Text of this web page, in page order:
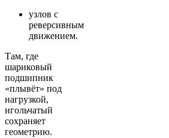
узлов с
реверсивным
движением.
Там, где
шариковый
подшипник
«плывёт» под
нагрузкой,
игольчатый
сохраняет
геометрию.